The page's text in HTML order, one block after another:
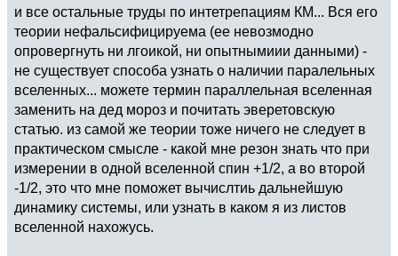
и все остальные труды по интетрепациям КМ... Вся его
теории нефальсифицируема (ее невозмодно
опровергнуть ни лгоикой, ни опытнымиии данными) -
не существует способа узнать о наличии паралельных
вселенных... можете термин параллельная вселенная
заменить на дед мороз и почитать эверетовскую
статью. из самой же теории тоже ничего не следует в
практическом смысле - какой мне резон знать что при
измерении в одной вселенной спин +1/2, а во второй
-1/2, это что мне поможет вычислтиь дальнейшую
динамику системы, или узнать в каком я из листов
вселенной нахожусь.